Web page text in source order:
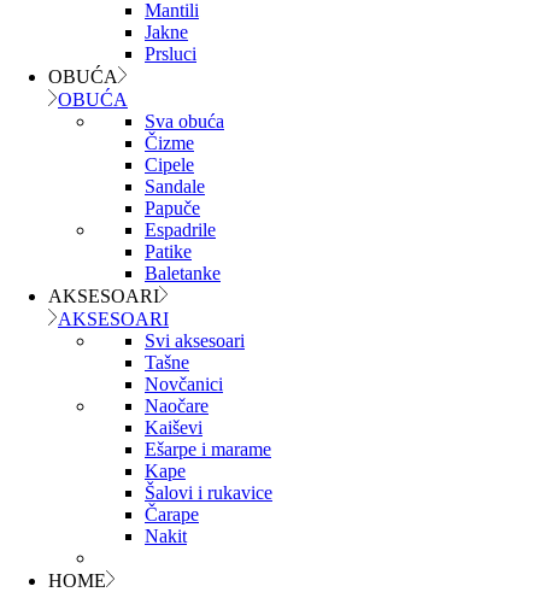
Mantili
Jakne
Prsluci
OBUĆA
OBUĆA
Sva obuća
Čizme
Cipele
Sandale
Papuče
Espadrile
Patike
Baletanke
AKSESOARI
AKSESOARI
Svi aksesoari
Tašne
Novčanici
Naočare
Kaiševi
Ešarpe i marame
Kape
Šalovi i rukavice
Čarape
Nakit
HOME